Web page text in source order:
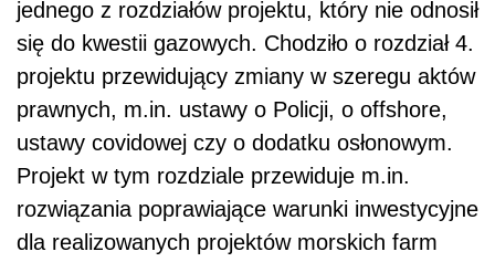
jednego z rozdziałów projektu, który nie odnosił
się do kwestii gazowych. Chodziło o rozdział 4.
projektu przewidujący zmiany w szeregu aktów
prawnych, m.in. ustawy o Policji, o offshore,
ustawy covidowej czy o dodatku osłonowym.
Projekt w tym rozdziale przewiduje m.in.
rozwiązania poprawiające warunki inwestycyjne
dla realizowanych projektów morskich farm